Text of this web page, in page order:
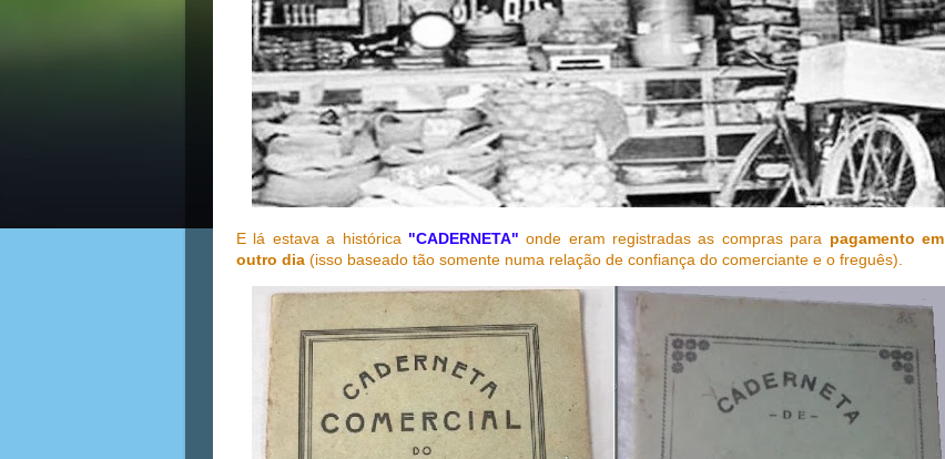
E lá estava a histórica "CADERNETA" onde eram registradas as compras para pagamento em
outro dia (isso baseado tão somente numa relação de confiança do comerciante e o freguês).